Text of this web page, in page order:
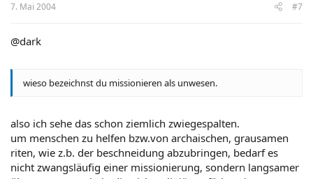
7. Mai 2004 #7
@dark
wieso bezeichnst du missionieren als unwesen.
also ich sehe das schon ziemlich zwiegespalten.
um menschen zu helfen bzw.von archaischen, grausamen
riten, wie z.b. der beschneidung abzubringen, bedarf es
nicht zwangsläufig einer missionierung, sondern langsamer